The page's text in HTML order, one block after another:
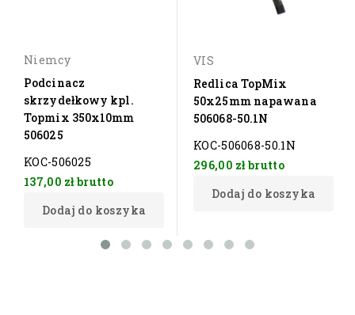
Niemcy
Podcinacz
skrzydełkowy kpl.
Topmix 350x10mm
506025
KOC-506025
137,00 złbrutto
Dodaj do koszyka
VIS
Redlica TopMix
50x25mm napawana
506068-50.1N
KOC-506068-50.1N
296,00 złbrutto
Dodaj do koszyka